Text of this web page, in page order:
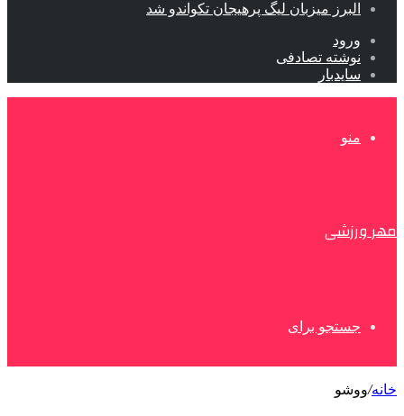
البرز میزبان لیگ پرهیجان تکواندو شد
ورود
نوشته تصادفی
سایدبار
منو
مهر ورزشی
جستجو برای
خانه/ووشو